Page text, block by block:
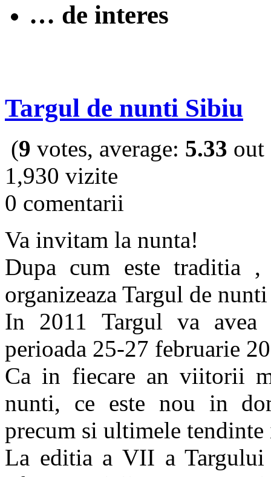
… de interes
Targul de nunti Sibiu
(9 votes, average: 5.33 out
1,930 vizite
0 comentarii
Va invitam la nunta!
Dupa cum este traditia
organizeaza Targul de
In 2011 Targul va
perioada 25-27 februarie
Ca in fiecare an viitorii
nunti, ce este nou in
precum si ultimele
La editia a VII a